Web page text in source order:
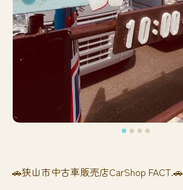
🚗狭山市中古車販売店CarShop FACT.🚗